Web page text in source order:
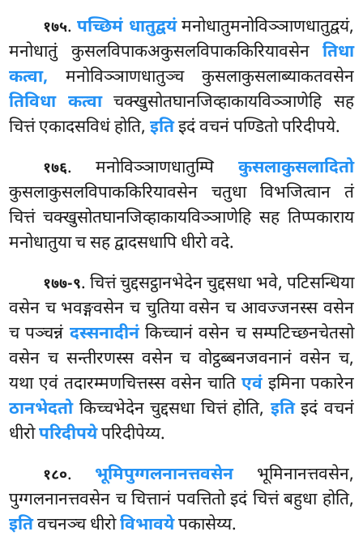
१७५.पच्छिमं धातुद्वयंमनोधातुमनोविञ्ञाणधातुद्वयं,
मनोधातुं कुसलविपाकअकुसलविपाककिरियावसेन तिधा
कत्वा, मनोविञ्ञाणधातुञ्च कुसलाकुसलाब्याकतवसेन
तिविधा कत्वाचक्खुसोतघानजिव्हाकायविञ्ञाणेहि सह
चित्तं एकादसविधं होति,इतिइदं वचनं पण्डितो परिदीपये.
१७६. मनोविञ्ञाणधातुम्पि कुसलाकुसलादितो
कुसलाकुसलविपाककिरियावसेन चतुधा विभजित्वान तं
चित्तं चक्खुसोतघानजिव्हाकायविञ्ञाणेहि सह तिप्पकाराय
मनोधातुया च सह द्वादसधापि धीरो वदे.
१७७-९. चित्तं चुद्दसट्ठानभेदेन चुद्दसधा भवे, पटिसन्धिया
वसेन च भवङ्गवसेन च चुतिया वसेन च आवज्जनस्स वसेन
च पञ्चन्नं दस्सनादीनंकिच्चानं वसेन च सम्पटिच्छनचेतसो
वसेन च सन्तीरणस्स वसेन च वोट्ठब्बनजवनानं वसेन च,
यथा एवं तदारम्मणचित्तस्स वसेन चाति एवंइमिना पकारेन
ठानभेदतोकिच्चभेदेन चुद्दसधा चित्तं होति, इतिइदं वचनं
धीरोपरिदीपयेपरिदीपेय्य.
१८०. भूमिपुग्गलनानत्तवसेनभूमिनानत्तवसेन,
पुग्गलनानत्तवसेन च चित्तानं पवत्तितो इदं चित्तं बहुधा होति,
इतिवचनञ्च धीरोविभावयेपकासेय्य.